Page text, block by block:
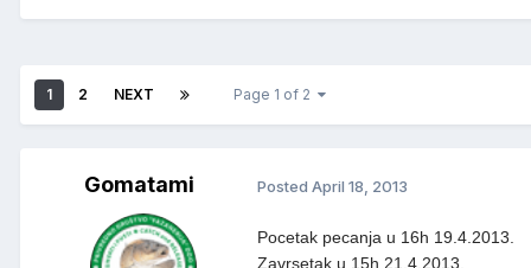
1 2 NEXT Page 1 of 2
Gomatami Posted April 18, 2013
Pocetak pecanja u 16h 19.4.2013.
Zavrsetak u 15h 21.4.2013.